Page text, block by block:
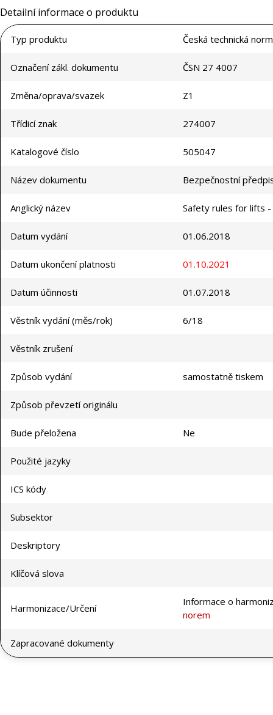
Detailní informace o produktu
Typ produktu Česká technická
Označení zákl. dokumentu ČSN 27 4007
Změna/oprava/svazek Z1
Třídicí znak 274007
Katalogové číslo 505047
Název dokumentu Bezpečnostní
Anglický název Safety rules for lifts
Datum vydání 01.06.2018
Datum ukončení platnosti 01.10.2021
Datum účinnosti 01.07.2018
Věstník vydání (měs/rok) 6/18
Věstník zrušení
Způsob vydání samostatně tiskem
Způsob převzetí originálu
Bude přeložena Ne
Použité jazyky
ICS kódy
Subsektor
Deskriptory
Klíčová slova
Harmonizace/Určení
Informace o
norem
Zapracované dokumenty